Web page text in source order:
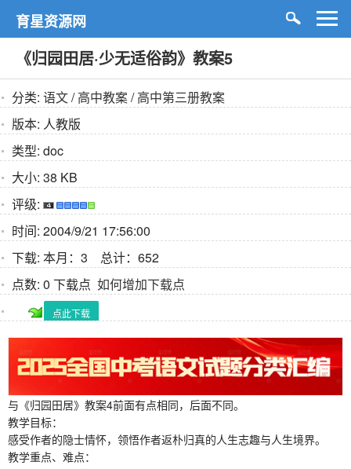
育星资源网
《归园田居·少无适俗韵》教案5
分类: 语文/高中教案/高中第三册教案
版本: 人教版
类型: doc
大小: 38 KB
评级:
时间: 2004/9/21 17:56:00
下载: 本月：3 总计：652
点数: 0 下载点 如何增加下载点
点此下载
与《归园田居》教案4前面有点相同，后面不同。
教学目标：
感受作者的隐士情怀，领悟作者返朴归真的人生志趣与人生境界。
教学重点、难点：